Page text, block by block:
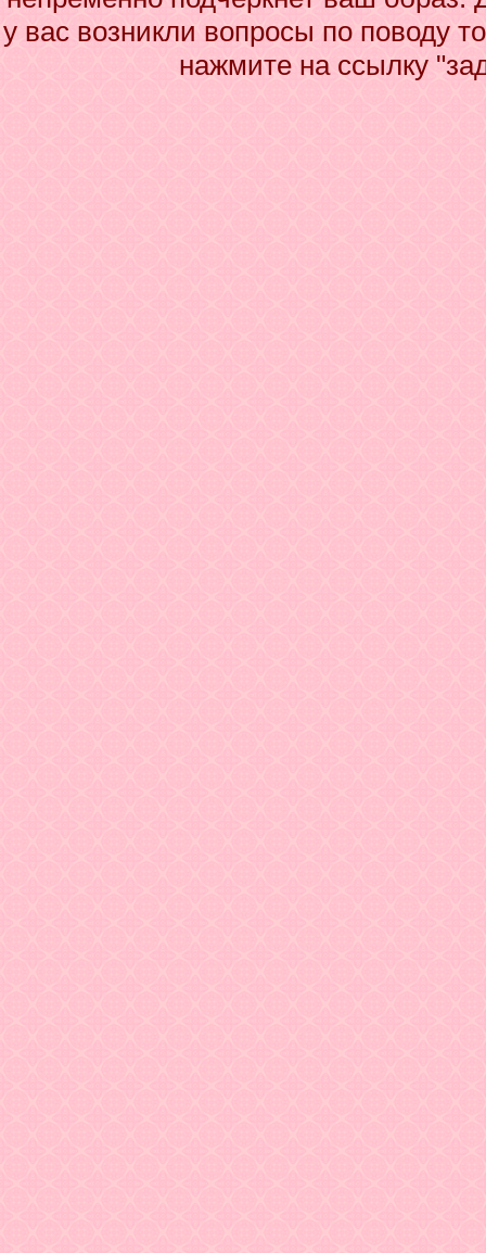
у вас возникли вопросы по поводу
нажмите на ссылку